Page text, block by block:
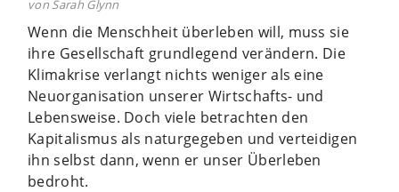
von Sarah Glynn
Wenn die Menschheit überleben will, muss sie
ihre Gesellschaft grundlegend verändern. Die
Klimakrise verlangt nichts weniger als eine
Neuorganisation unserer Wirtschafts- und
Lebensweise. Doch viele betrachten den
Kapitalismus als naturgegeben und verteidigen
ihn selbst dann, wenn er unser Überleben
bedroht.